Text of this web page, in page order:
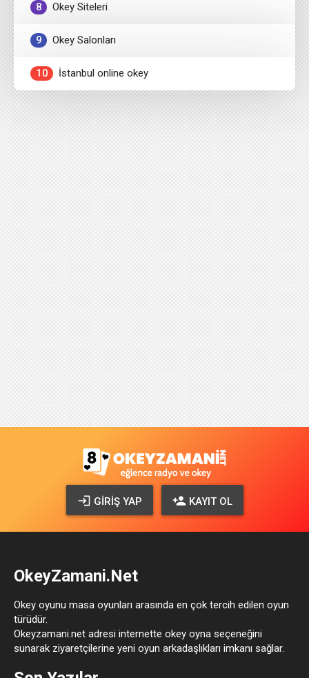
8 Okey Siteleri
9 Okey Salonları
10 İstanbul online okey
GIRIŞ YAP KAYIT OL
OkeyZamani.Net
Okey oyunu masa oyunları arasında en çok tercih edilen oyun
türüdür.
Okeyzamani.net adresi internette okey oyna seçeneğini
sunarak ziyaretçilerine yeni oyun arkadaşlıkları imkanı sağlar.